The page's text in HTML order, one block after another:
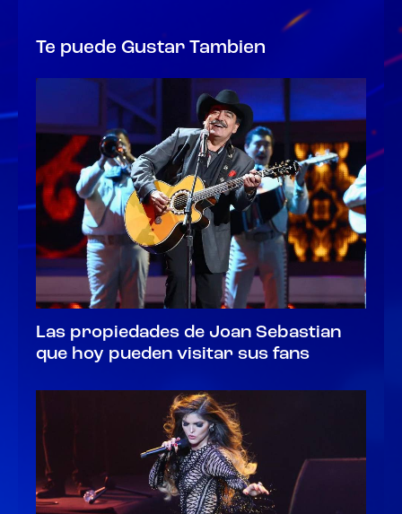
Te puede Gustar Tambien
Las propiedades de Joan Sebastian
que hoy pueden visitar sus fans